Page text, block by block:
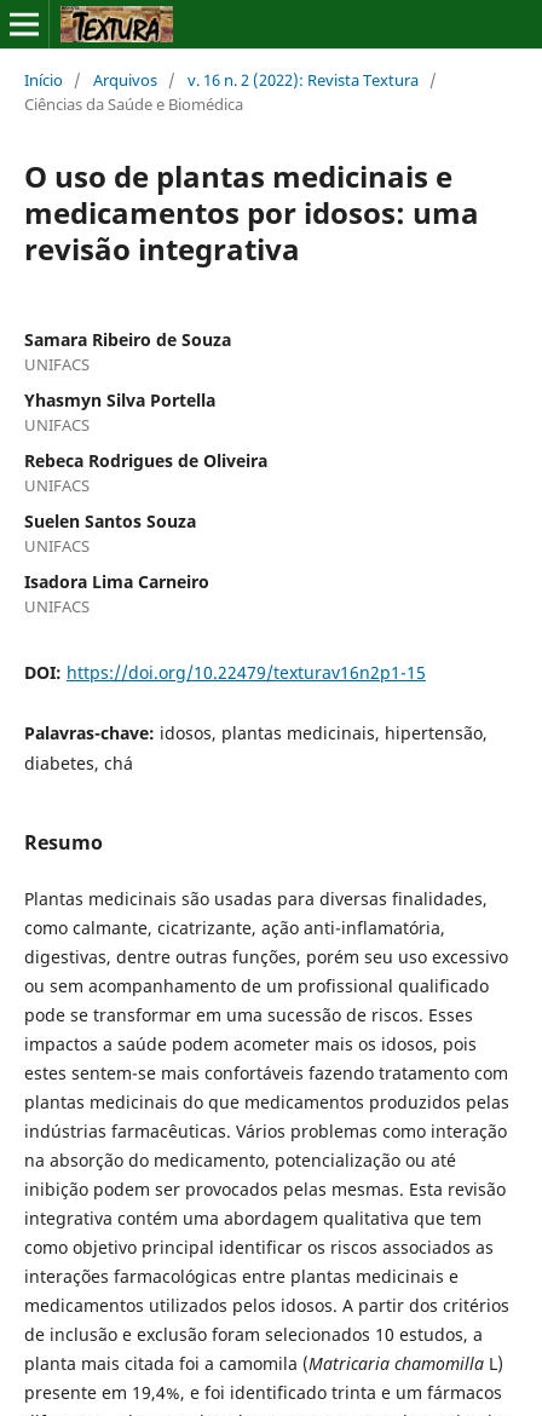
Início / Arquivos / v. 16 n. 2 (2022): Revista Textura /
Ciências da Saúde e Biomédica
O uso de plantas medicinais e
medicamentos por idosos: uma
revisão integrativa
Samara Ribeiro de Souza
UNIFACS
Yhasmyn Silva Portella
UNIFACS
Rebeca Rodrigues de Oliveira
UNIFACS
Suelen Santos Souza
UNIFACS
Isadora Lima Carneiro
UNIFACS
DOI: https://doi.org/10.22479/texturav16n2p1-15
Palavras-chave: idosos, plantas medicinais, hipertensão,
diabetes, chá
Resumo
Plantas medicinais são usadas para diversas finalidades,
como calmante, cicatrizante, ação anti-inflamatória,
digestivas, dentre outras funções, porém seu uso excessivo
ou sem acompanhamento de um profissional qualificado
pode se transformar em uma sucessão de riscos. Esses
impactos a saúde podem acometer mais os idosos, pois
estes sentem-se mais confortáveis fazendo tratamento com
plantas medicinais do que medicamentos produzidos pelas
indústrias farmacêuticas. Vários problemas como interação
na absorção do medicamento, potencialização ou até
inibição podem ser provocados pelas mesmas. Esta revisão
integrativa contém uma abordagem qualitativa que tem
como objetivo principal identificar os riscos associados as
interações farmacológicas entre plantas medicinais e
medicamentos utilizados pelos idosos. A partir dos critérios
de inclusão e exclusão foram selecionados 10 estudos, a
planta mais citada foi a camomila (Matricaria chamomillaL)
presente em 19,4%, e foi identificado trinta e um fármacos